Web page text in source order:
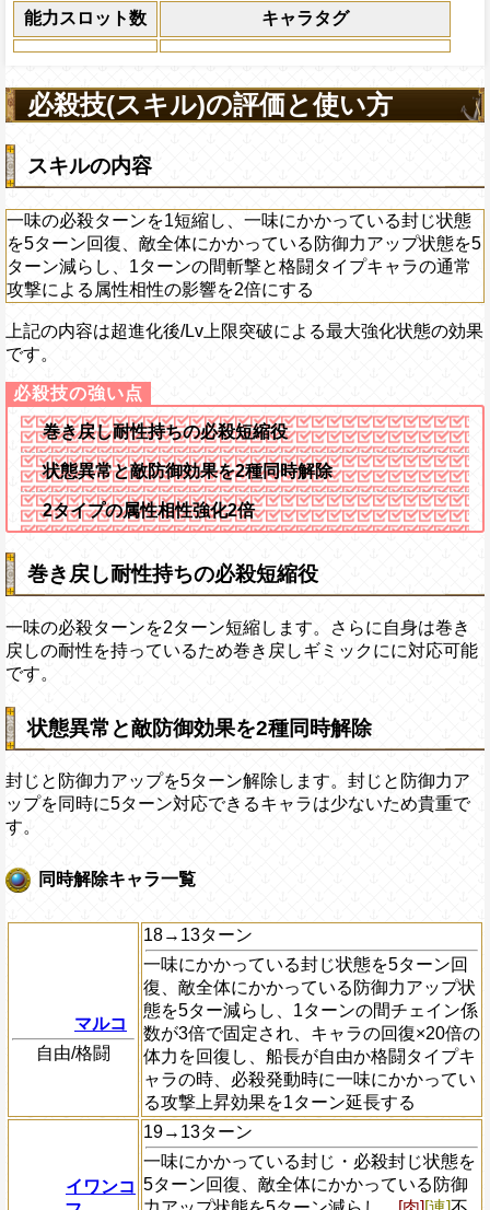
能力スロット数
キャラタグーンを2短縮する
2ターンの間敵全体の
げる
必殺技(スキル)の評価と使い方
スキルの内容
一味の必殺ターンを1短縮し、一味にかかっている封じ状態
を5ターン回復、敵全体にかかっている防御力アップ状態を5
ターン減らし、1ターンの間斬撃と格闘タイプキャラの通常
攻撃による属性相性の影響を2倍にする
上記の内容は超進化後/Lv上限突破による最大強化状態の効果
です。
巻き戻し耐性持ちの必殺短縮役
状態異常と敵防御効果を2種同時解除
2タイプの属性相性強化2倍
巻き戻し耐性持ちの必殺短縮役
一味の必殺ターンを2ターン短縮します。さらに自身は巻き
戻しの耐性を持っているため巻き戻しギミックにに対応可能
です。
状態異常と敵防御効果を2種同時解除
封じと防御力アップを5ターン解除します。封じと防御力ア
ップを同時に5ターン対応できるキャラは少ないため貴重で
す。
同時解除キャラ一覧
マルコ
自由/格闘
18→13ターン
一味にかかっている封じ状態を5ターン回
復、敵全体にかかっている防御力アップ状
態を5ター減らし、1ターンの間チェイン係
数が3倍で固定され、キャラの回復×20倍の
体力を回復し、船長が自由か格闘タイプキ
ャラの時、必殺発動時に一味にかかってい
る攻撃上昇効果を1ターン延長する
イワンコ
19→13ターン
一味にかかっている封じ・必殺封じ状態を
5ターン回復、敵全体にかかっている防御